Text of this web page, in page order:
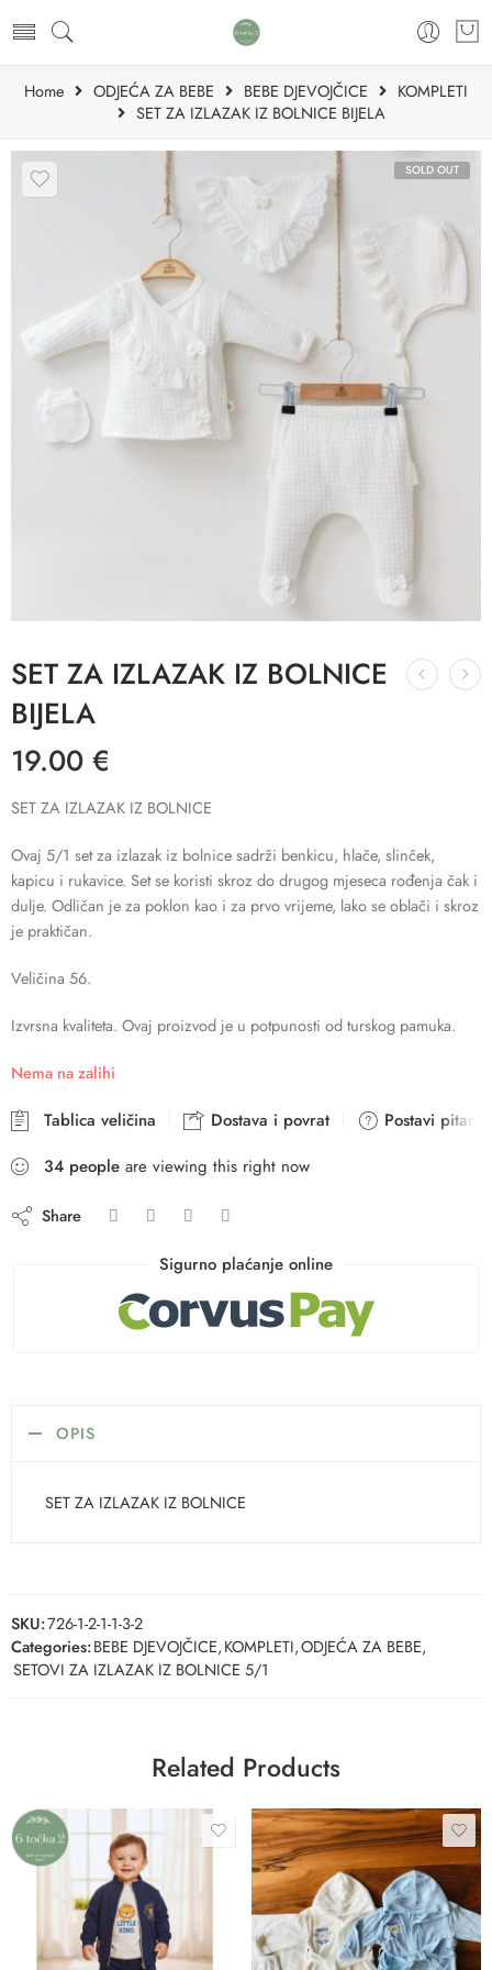
Home ODJEĆA ZA BEBE BEBE DJEVOJČICE
KOMPLETI
SET ZA IZLAZAK IZ BOLNICE BIJELA
SOLD OUT
SET ZA IZLAZAK IZ BOLNICE
BIJELA
19.00 €
SET ZA IZLAZAK IZ BOLNICE
Ovaj 5/1 set za izlazak iz bolnice sadrži benkicu, hlače, slinček,
kapicu i rukavice. Set se koristi skroz do drugog mjeseca rođenja čak i
dulje. Odličan je za poklon kao i za prvo vrijeme, lako se oblači i skroz
je praktičan.
Veličina 56.
Izvrsna kvaliteta. Ovaj proizvod je u potpunosti od turskog pamuka.
Nema na zalihi
Tablica veličina Dostava i povrat
Postavi pitanje
34 people are viewing this right now
Share
Sigurno plaćanje online
OPIS
SET ZA IZLAZAK IZ BOLNICE
SKU:726-1-2-1-1-3-2
Categories:BEBE DJEVOJČICE,KOMPLETI,ODJEĆA ZA BEBE,
SETOVI ZA IZLAZAK IZ BOLNICE 5/1
Related Products